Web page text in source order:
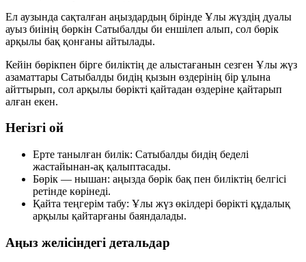
Ел аузында сақталған аңыздардың бірінде Ұлы жүздің дуалы
ауыз биінің бөркін Сатыбалды би еншілеп алып, сол бөрік
арқылы бақ қонғаны айтылады.
Кейін бөрікпен бірге биліктің де алыстағанын сезген Ұлы жүз
азаматтары Сатыбалды бидің қызын өздерінің бір ұлына
айттырып, сол арқылы бөрікті қайтадан өздеріне қайтарып
алған екен.
Негізгі ой
Ерте танылған билік: Сатыбалды бидің беделі
жастайынан-ақ қалыптасады.
Бөрік — нышан: аңызда бөрік бақ пен биліктің белгісі
ретінде көрінеді.
Қайта теңгерім табу: Ұлы жүз өкілдері бөрікті құдалық
арқылы қайтарғаны баяндалады.
Аңыз желісіндегі детальдар